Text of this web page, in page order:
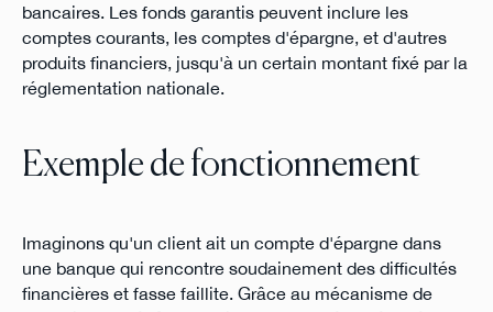
bancaires. Les fonds garantis peuvent inclure les
comptes courants, les comptes d'épargne, et d'autres
produits financiers, jusqu'à un certain montant fixé par la
réglementation nationale.
Exemple de fonctionnement
Imaginons qu'un client ait un compte d'épargne dans
une banque qui rencontre soudainement des difficultés
financières et fasse faillite. Grâce au mécanisme de